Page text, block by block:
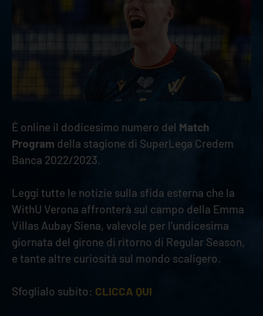
È online il dodicesimo numero del Match
Program della stagione di SuperLega Credem
Banca 2022/2023.
Leggi tutte le notizie sulla sfida esterna che la
WithU Verona affronterà sul campo della Emma
Villas Aubay Siena, valevole per l'undicesima
giornata del girone di ritorno di Regular Season,
e tante altre curiosità sul mondo scaligero.
Sfoglialo subito: CLICCA QUI